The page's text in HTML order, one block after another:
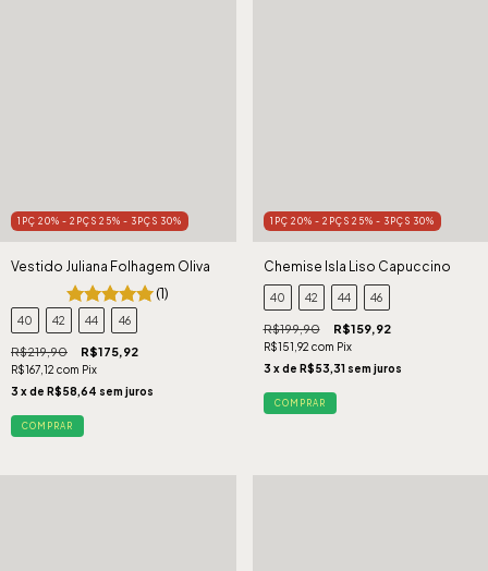
1PÇ 20% - 2PÇS 25% - 3PÇS 30%
Vestido Juliana Folhagem Oliva
(1)
40 42 44 46
R$219,90 R$175,92
R$167,12 com Pix
3 x de R$58,64 sem juros
COMPRAR
1PÇ 20% - 2PÇS 25% - 3PÇS 30%
Chemise Isla Liso Capuccino
40 42 44 46
R$199,90 R$159,92
R$151,92 com Pix
3 x de R$53,31 sem juros
COMPRAR